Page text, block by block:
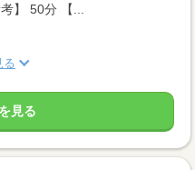
】 50分 【...
る
見る